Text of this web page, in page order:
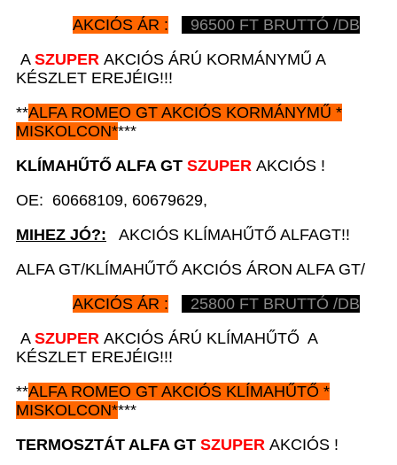
AKCIÓS ÁR :
96500 FT BRUTTÓ /DB
A SZUPER AKCIÓS ÁRÚ KORMÁNYMŰ A
KÉSZLET EREJÉIG!!!
**ALFA ROMEO GT AKCIÓS KORMÁNYMŰ *
MISKOLCON****
KLÍMAHŰTŐ ALFA GT SZUPER AKCIÓS !
OE: 60668109, 60679629,
MIHEZ JÓ?: AKCIÓS KLÍMAHŰTŐ ALFAGT!!
ALFA GT/KLÍMAHŰTŐ AKCIÓS ÁRON ALFA GT/
AKCIÓS ÁR :
25800 FT BRUTTÓ /DB
A SZUPER AKCIÓS ÁRÚ KLÍMAHŰTŐ A
KÉSZLET EREJÉIG!!!
**ALFA ROMEO GT AKCIÓS KLÍMAHŰTŐ *
MISKOLCON****
TERMOSZTÁT ALFA GT SZUPER AKCIÓS !